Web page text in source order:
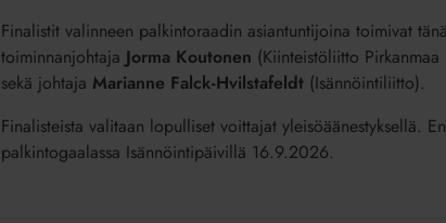
Finalistit valinneen palkintoraadin asiantuntijoina toimivat
toiminnanjohtaja Jorma Koutonen (Kiinteistöliitto
sekä johtaja Marianne Falck-Hvilstafeldt (Isännöintiliitto).
Finalisteista valitaan lopulliset voittajat yleisöäänestyksellä.
palkintogaalassa Isännöintipäivillä 16.9.2026.